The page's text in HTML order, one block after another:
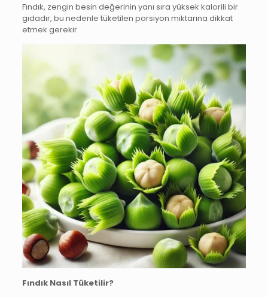
Fındık, zengin besin değerinin yanı sıra yüksek kalorili bir
gıdadır, bu nedenle tüketilen porsiyon miktarına dikkat
etmek gerekir.
Fındık Nasıl Tüketilir?